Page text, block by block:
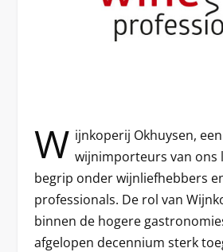
W ijnkoperij Okhuysen,
wijnimporteurs van ons
begrip onder wijnliefhebbers
professionals. De rol van
binnen de hogere
afgelopen decennium sterk